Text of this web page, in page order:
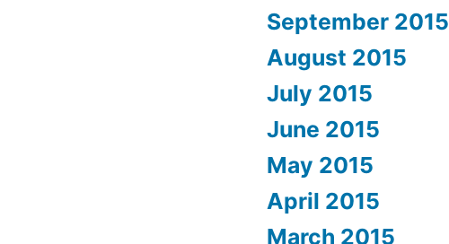
September 2015
August 2015
July 2015
June 2015
May 2015
April 2015
March 2015